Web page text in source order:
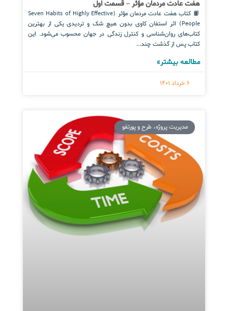
هفت عادت مردمان مؤثر – قسمت اول
📙 کتاب هفت عادت مردمان مؤثر (Seven Habits of Highly Effective
People) اثر استفان کاوی بدون هیچ شک و تردیدی یکی از بهترین
کتاب‌های روان‌شناسی و کنترل زندگی در جهان محسوب می‌شود. این
کتاب پس از گذشت چند...
مطالعه بیشتر»
6 خرداد 1401
مدیریت پروژه، طرح و پورتفو